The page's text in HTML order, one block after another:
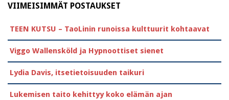
VIIMEISIMMÄT POSTAUKSET
TEEN KUTSU – TaoLinin runoissa kulttuurit kohtaavat
Viggo Wallensköld ja Hypnoottiset sienet
Lydia Davis, itsetietoisuuden taikuri
Lukemisen taito kehittyy koko elämän ajan